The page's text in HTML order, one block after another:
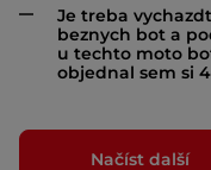
Je treba
beznych bot a
u techto moto
objednal sem si
Načíst další